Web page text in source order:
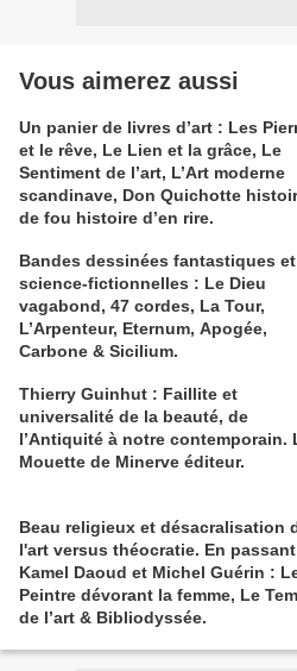
Vous aimerez aussi
Un panier de livres d’art : Les
et le rêve, Le Lien et la grâce, Le
Sentiment de l’art, L’Art moderne
scandinave, Don Quichotte
de fou histoire d’en rire.
Bandes dessinées fantastiques et
science-fictionnelles : Le Dieu
vagabond, 47 cordes, La Tour,
L’Arpenteur, Eternum, Apogée,
Carbone & Sicilium.
Thierry Guinhut : Faillite et
universalité de la beauté, de
l’Antiquité à notre contemporain.
Mouette de Minerve éditeur.
Beau religieux et désacralisation
l'art versus théocratie. En passant par
Kamel Daoud et Michel Guérin :
Peintre dévorant la femme, Le
de l’art & Bibliodyssée.